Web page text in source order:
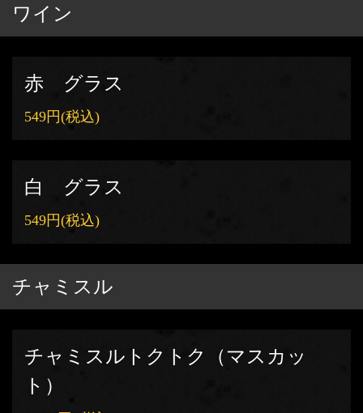
ワイン
赤 グラス
549円(税込)
白 グラス
549円(税込)
チャミスル
チャミスルトクトク（マスカッ
ト）